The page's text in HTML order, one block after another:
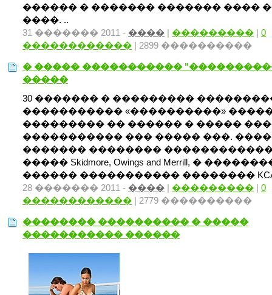
������ � ������� ������� ����
����. ..
31 ������� 2011 - ���� | ��������� | 0
������������ | 2899 ����������
� ����� �����������
�����
30 ������� � ���������
����������� «����������» ����� St
��������� �� ������ � �����
����������� ��� ����� ���.
������� ��������
����� Skidmore, Owings and Merrill, �
������ ����������� ��������
28 ������� 2011 - ���� | ��������� | 0
������������ | 2779 ����������
�������� ���������� � �����
����������� ������